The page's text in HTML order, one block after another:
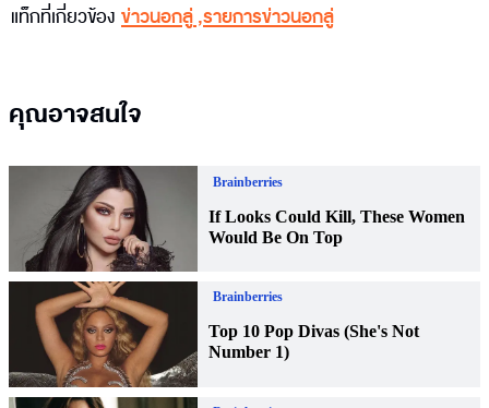
แท็กที่เกี่ยวข้อง ข่าวนอกลู่,รายการข่าวนอกลู่
คุณอาจสนใจ